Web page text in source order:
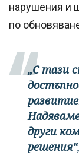
нарушения и
по
„С тази
други
решения“